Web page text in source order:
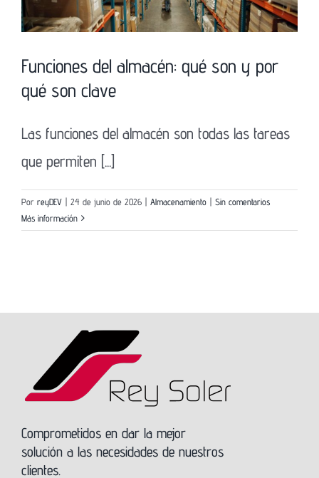
Funciones del almacén: qué son y por
qué son clave
Las funciones del almacén son todas las tareas
que permiten [...]
Por reyDEV | 24 de junio de 2026 | Almacenamiento | Sin comentarios
Más información
Comprometidos en dar la mejor
solución a las necesidades de nuestros
clientes.